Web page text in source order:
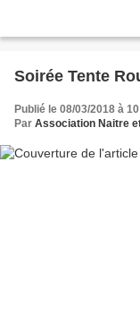
Soirée Tente
Publié le 08/03/2018 à
Par Association Naitre